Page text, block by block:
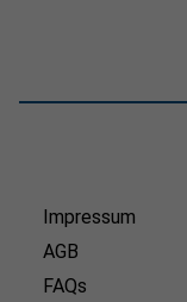
Impressum
AGB
FAQs